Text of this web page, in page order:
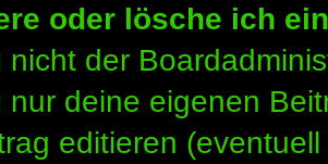
oder lösche ich
nicht der
nur deine eigenen
editieren